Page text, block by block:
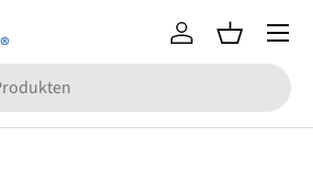
Einloggen
Menü